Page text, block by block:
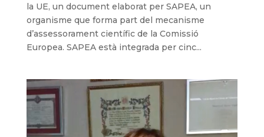
la UE, un document elaborat per SAPEA, un
organisme que forma part del mecanisme
d’assessorament científic de la Comissió
Europea. SAPEA està integrada per cinc...